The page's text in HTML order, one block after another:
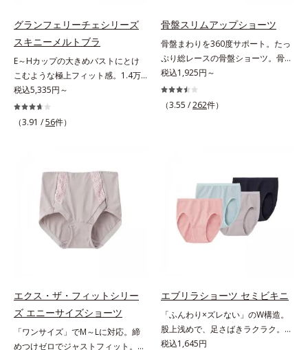
グランフェリーチェシリーズ
スキニーメルトブラ
E～Hカップの大きめバストにとけ
こむような極上フィット感。1.4万
件＊のお悩みを聞き、8,000人のお
客様と開発「私には合うブラがな
い…」と秘かに苦しむグラマーさん
それを徹底分析して設計しました。
＊オルビスWeb「キクラボ」でのア
ンケート結果（2018年5月時点）大
きめバストに極楽フィット＆スッキ
リ細見せグラマーさんのための特殊
設計を行っています。大きめバスト
細く見せます。E65～H85まで、17
種類のサイズをご用意多くのグラマ
ーさんに対応すべく、幅広く細かな
サイズ展開を行いました。
税込5,335円～
（3.91 /56件）
骨盤スリムアップショーツ
骨盤まわりを360度サポート。たっ
ぷり総レースの骨盤ショーツ。骨盤
まわりに、キュッと気持ちいい引き
締めを実感はきやすい。動きやす
い。よく伸びてここちいいフィット
ンで丸みをメイクします。M～LLの
3サイズをご用意しています。
税込1,925円～
（3.55 /262件）
エクス・ザ・フィットシリー
ズ エニーサイズショーツ
「ワンサイズ」でM～Lに対応。締
めつけゼロでジャストフィット。太
エブリラショーツ セミビキニ
「ふんわり×ズレない」のW構造。
股上浅めで、足さばきラクラク。肌
ストレスのない究極のリラックス感
税込1,645円